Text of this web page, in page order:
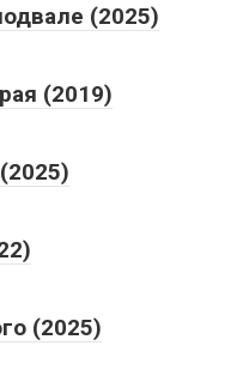
(2025)
(2019)
(2025)